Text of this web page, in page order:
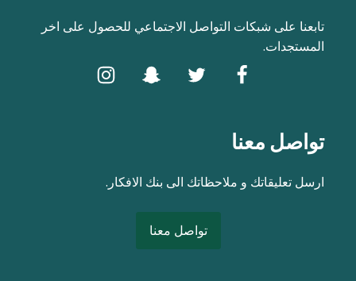
تابعنا على شبكات التواصل الاجتماعي للحصول على اخر
المستجدات.
تواصل معنا
ارسل تعليقاتك و ملاحظاتك الى بنك الافكار.
تواصل معنا